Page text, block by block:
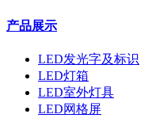
产品展示
LED发光字及标识
LED灯箱
LED室外灯具
LED网格屏